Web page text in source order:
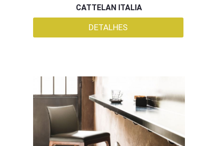
CATTELAN ITALIA
DETALHES